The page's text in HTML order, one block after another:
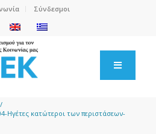
Σύνδεσμοι
/
Ηγέτες κατώτεροι των περιστάσεων-